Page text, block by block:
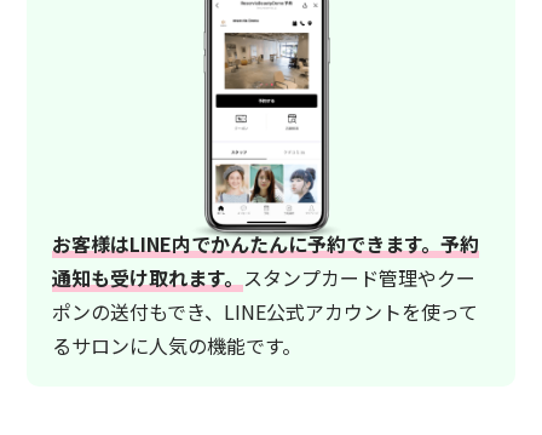
お客様はLINE内でかんたんに予約できます。予約
通知も受け取れます。 スタンプカード管理やクー
ポンの送付もでき、LINE公式アカウントを使って
るサロンに人気の機能です。